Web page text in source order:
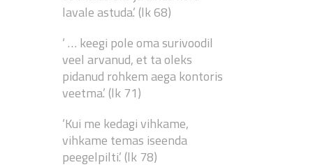
lavale astuda.’ (lk 68)
‘ … keegi pole oma surivoodil
veel arvanud, et ta oleks
pidanud rohkem aega kontoris
veetma.’ (lk 71)
‘Kui me kedagi vihkame,
vihkame temas iseenda
peegelpilti.’ (lk 78)